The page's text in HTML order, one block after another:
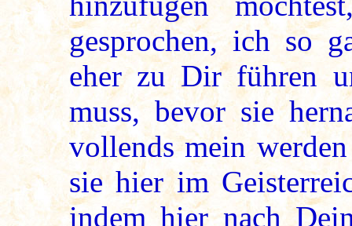
gesprochen, ich so
eher zu Dir führen
muss, bevor sie
vollends mein
sie hier im
indem hier nach